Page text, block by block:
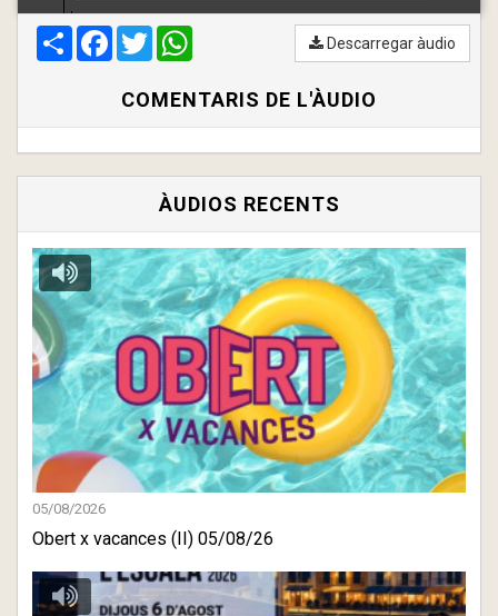
00:00/ 00:00
CompartirFacebook
Twitter Descarregar àudio
COMENTARIS DE L'ÀUDIO
ÀUDIOS RECENTS
05/08/2026
Obert x vacances (II) 05/08/26